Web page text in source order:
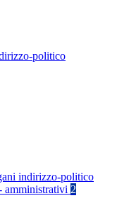
politico
indirizzo-politico
amministrativi 2